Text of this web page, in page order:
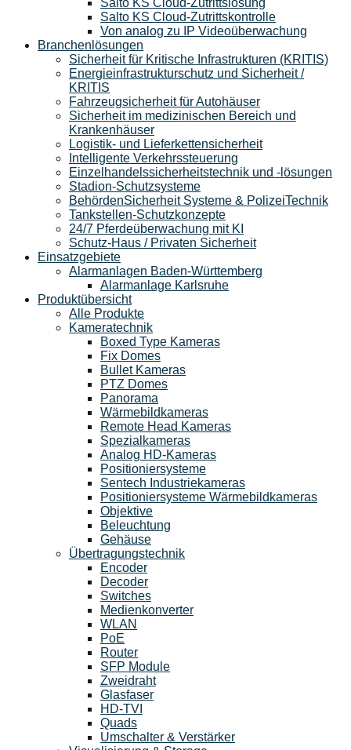
Salto KS Cloud-Zutrittslösung
Salto KS Cloud-Zutrittskontrolle
Von analog zu IP Videoüberwachung
Branchenlösungen
Sicherheit für Kritische Infrastrukturen (KRITIS)
Energieinfrastrukturschutz und Sicherheit /
KRITIS
Fahrzeugsicherheit für Autohäuser
Sicherheit im medizinischen Bereich und
Krankenhäuser
Logistik- und Lieferkettensicherheit
Intelligente Verkehrssteuerung
Einzelhandelssicherheitstechnik und -lösungen
Stadion-Schutzsysteme
BehördenSicherheit Systeme & PolizeiTechnik
Tankstellen-Schutzkonzepte​
24/7 Pferdeüberwachung mit KI
Schutz-Haus / Privaten Sicherheit
Einsatzgebiete
Alarmanlagen Baden-Württemberg
Alarmanlage Karlsruhe
Produktübersicht
Alle Produkte
Kameratechnik
Boxed Type Kameras
Fix Domes
Bullet Kameras
PTZ Domes
Panorama
Wärmebildkameras
Remote Head Kameras
Spezialkameras
Analog HD-Kameras
Positioniersysteme
Sentech Industriekameras
Positioniersysteme Wärmebildkameras
Objektive
Beleuchtung
Gehäuse
Übertragungstechnik
Encoder
Decoder
Switches
Medienkonverter
WLAN
PoE
Router
SFP Module
Zweidraht
Glasfaser
HD-TVI
Quads
Umschalter & Verstärker